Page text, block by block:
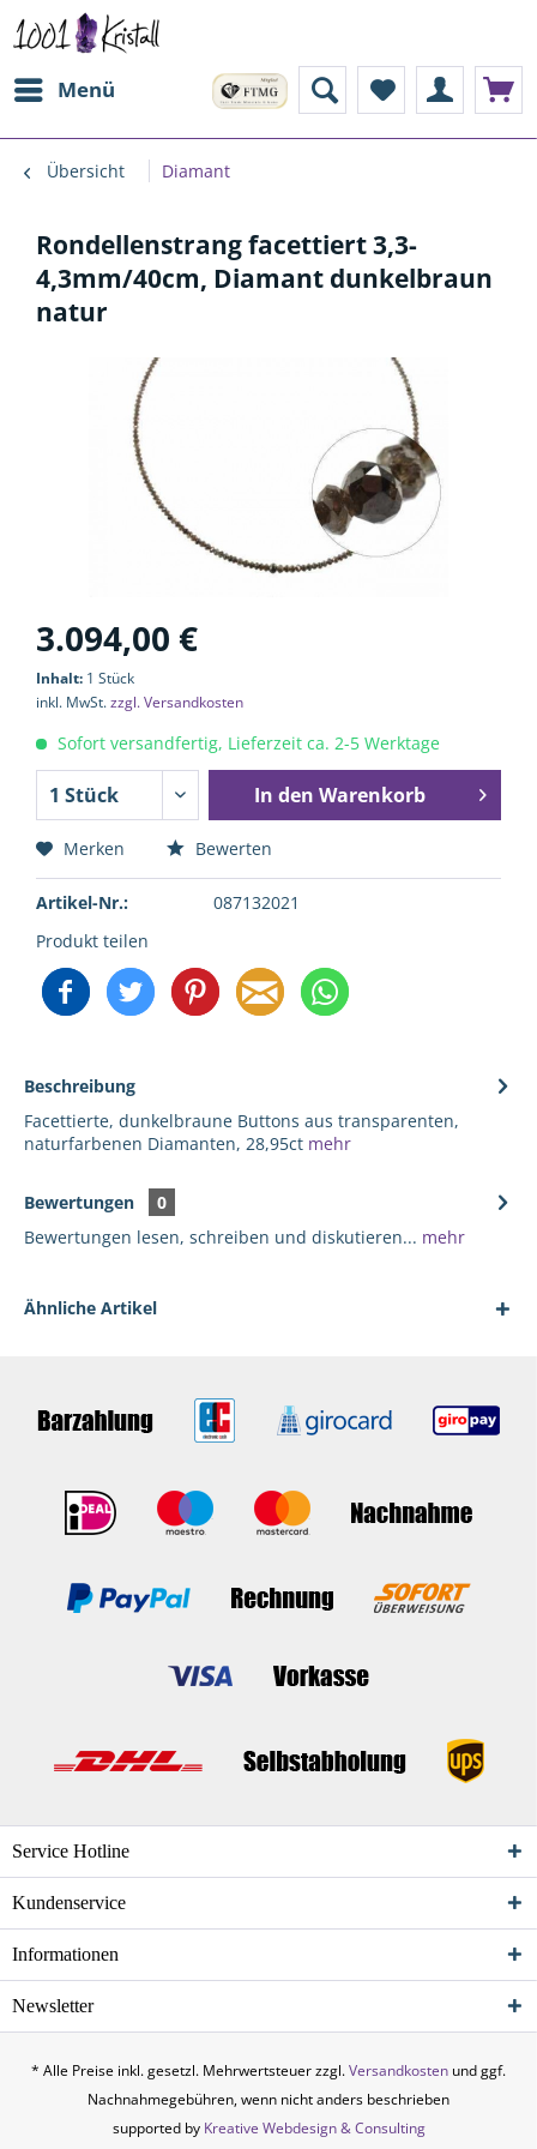
Menü
Übersicht Diamant
Rondellenstrang facettiert 3,3-
4,3mm/40cm, Diamant dunkelbraun
natur
3.094,00 €
Inhalt: 1 Stück
inkl. MwSt.zzgl. Versandkosten
Sofort versandfertig, Lieferzeit ca. 2-5 Werktage
In den Warenkorb
Merken Bewerten
Artikel-Nr.:
087132021
Produkt teilen
Beschreibung
Facettierte, dunkelbraune Buttons aus transparenten,
naturfarbenen Diamanten, 28,95ct mehr
Bewertungen
0
Bewertungen lesen, schreiben und diskutieren... mehr
Ähnliche Artikel
Service Hotline
Kundenservice
Informationen
Newsletter
* Alle Preise inkl. gesetzl. Mehrwertsteuer zzgl.Versandkosten und ggf.
Nachnahmegebühren, wenn nicht anders beschrieben
supported by Kreative Webdesign & Consulting